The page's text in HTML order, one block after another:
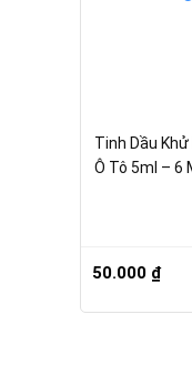
Tinh Dầu
Ô Tô 5ml – 6
50.000 ₫